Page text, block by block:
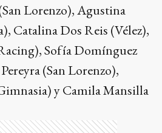
Lorenzo), Agustina
Catalina Dos Reis (Vélez),
Sofía Domínguez
(San Lorenzo),
y Camila Mansilla